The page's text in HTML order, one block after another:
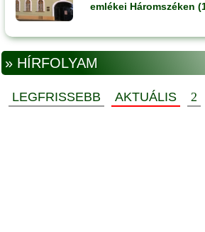
emlékei Háromszéken
» HÍRFOLYAM
LEGFRISSEBB AKTUÁLIS